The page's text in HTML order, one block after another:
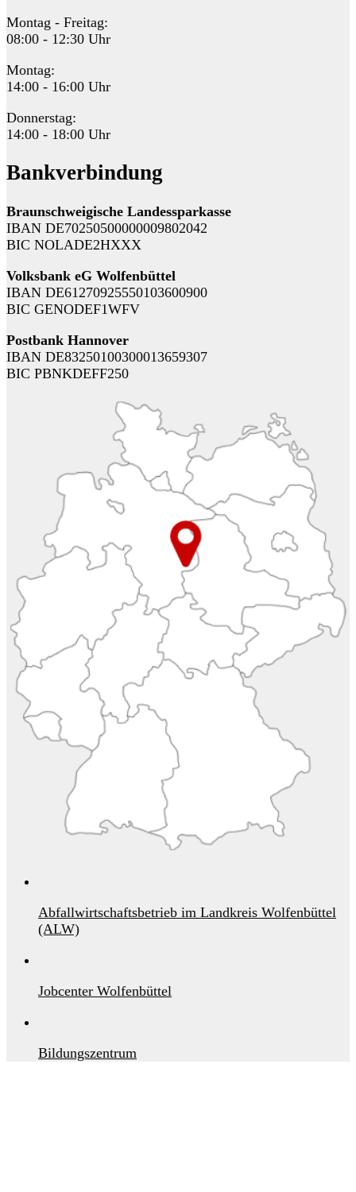
Montag - Freitag:
08:00 - 12:30 Uhr
Montag:
14:00 - 16:00 Uhr
Donnerstag:
14:00 - 18:00 Uhr
Bankverbindung
Braunschweigische Landessparkasse
IBAN DE70250500000009802042
BIC NOLADE2HXXX
Volksbank eG Wolfenbüttel
IBAN DE61270925550103600900
BIC GENODEF1WFV
Postbank Hannover
IBAN DE83250100300013659307
BIC PBNKDEFF250
Abfallwirtschaftsbetrieb im Landkreis Wolfenbüttel
(ALW)
Jobcenter Wolfenbüttel
Bildungszentrum